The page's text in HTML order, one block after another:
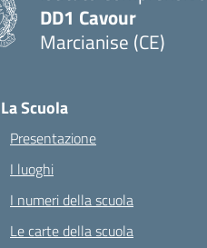
DD1 Cavour
Marcianise (CE)
La Scuola
Presentazione
I luoghi
I numeri della scuola
Le carte della scuola